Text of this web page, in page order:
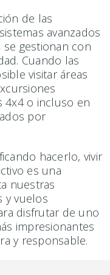
de las
avanzados
gestionan con
Cuando las
visitar áreas
4x4 o incluso en
por
hacerlo, vivir
es una
nuestras
y vuelos
disfrutar de uno
impresionantes
y responsable.